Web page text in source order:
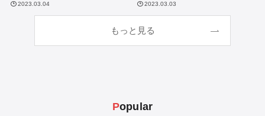
2023.03.04 2023.03.03
もっと見る
Popular